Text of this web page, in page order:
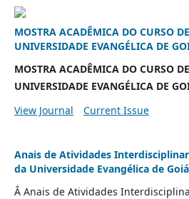
MOSTRA ACADÊMICA DO CURSO
UNIVERSIDADE EVANGÉLICA DE
MOSTRA ACADÊMICA DO CURSO
UNIVERSIDADE EVANGÉLICA DE
View Journal
Current Issue
Anais de Atividades
da Universidade Evangélica de
Â Anais de Atividades